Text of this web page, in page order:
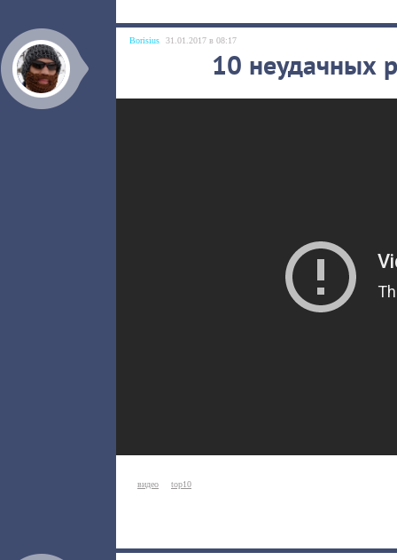
Borisius 31.01.2017 в 08:17
10 неудачных
видео top10